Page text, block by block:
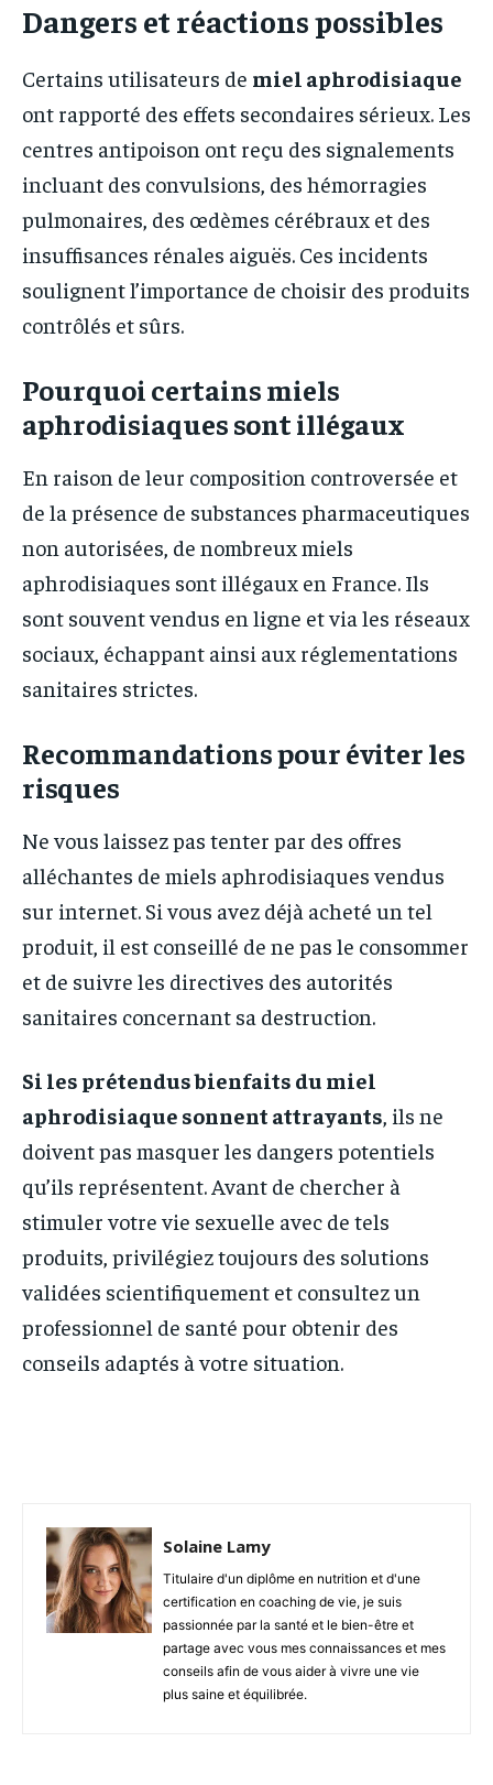
Dangers et réactions possibles
Certains utilisateurs de miel aphrodisiaque
ont rapporté des effets secondaires sérieux. Les
centres antipoison ont reçu des signalements
incluant des convulsions, des hémorragies
pulmonaires, des œdèmes cérébraux et des
insuffisances rénales aiguës. Ces incidents
soulignent l’importance de choisir des produits
contrôlés et sûrs.
Pourquoi certains miels
aphrodisiaques sont illégaux
En raison de leur composition controversée et
de la présence de substances pharmaceutiques
non autorisées, de nombreux miels
aphrodisiaques sont illégaux en France. Ils
sont souvent vendus en ligne et via les réseaux
sociaux, échappant ainsi aux réglementations
sanitaires strictes.
Recommandations pour éviter les
risques
Ne vous laissez pas tenter par des offres
alléchantes de miels aphrodisiaques vendus
sur internet. Si vous avez déjà acheté un tel
produit, il est conseillé de ne pas le consommer
et de suivre les directives des autorités
sanitaires concernant sa destruction.
Si les prétendus bienfaits du miel
aphrodisiaque sonnent attrayants, ils ne
doivent pas masquer les dangers potentiels
qu’ils représentent. Avant de chercher à
stimuler votre vie sexuelle avec de tels
produits, privilégiez toujours des solutions
validées scientifiquement et consultez un
professionnel de santé pour obtenir des
conseils adaptés à votre situation.
Solaine Lamy
Titulaire d'un diplôme en nutrition et d'une
certification en coaching de vie, je suis
passionnée par la santé et le bien-être et
partage avec vous mes connaissances et mes
conseils afin de vous aider à vivre une vie
plus saine et équilibrée.